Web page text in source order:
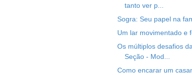
tanto ver p...
Sogra: Seu papel na
Um lar movimentado e
Os múltiplos desafios
Seção - Mod...
Como encarar um